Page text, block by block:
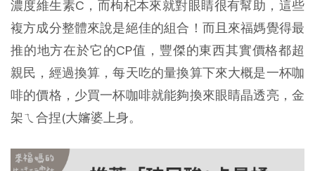
濃度維生素C，而枸杞本來就對眼睛很有幫助，這些
複方成分整體來說是絕佳的組合！而且來福媽覺得最
推的地方在於它的CP值，豐傑的東西其實價格都超
親民，經過換算，每天吃的量換算下來大概是一杯咖
啡的價格，少買一杯咖啡就能夠換來眼睛晶透亮，金
架ㄟ合捏(大嬸婆上身。